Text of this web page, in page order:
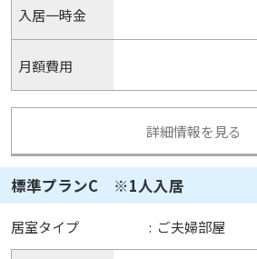
入居一時金
月額費用
詳細情報を見る
標準プランC ※1人入居
居室タイプ : ご夫婦部屋